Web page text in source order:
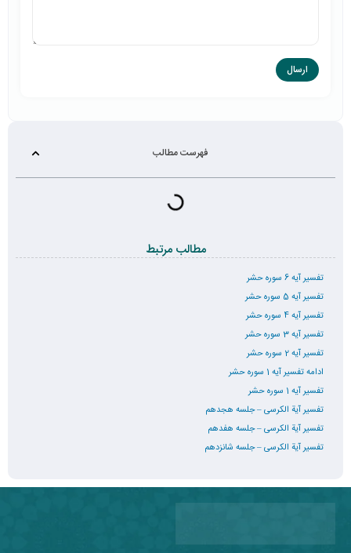
فهرست مطالب
مطالب مرتبط
تفسیر آیه 6 سوره حشر
تفسیر آیه 5 سوره حشر
تفسیر آیه 4 سوره حشر
تفسیر آیه 3 سوره حشر
تفسیر آیه 2 سوره حشر
ادامه تفسیر آیه 1 سوره حشر
تفسیر آیه 1 سوره حشر
تفسیر آیة الکرسی – جلسه هجدهم
تفسیر آیة الکرسی – جلسه هفدهم
تفسیر آیة الکرسی – جلسه شانزدهم